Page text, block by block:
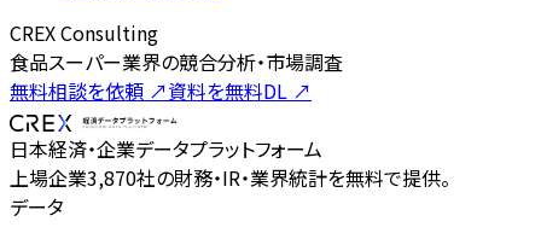
CREX Consulting
食品スーパー業界の競合分析・市場調査
無料相談を依頼 ↗資料を無料DL ↗
日本経済・企業データプラットフォーム
上場企業3,870社の財務・IR・業界統計を無料で提供。
データ